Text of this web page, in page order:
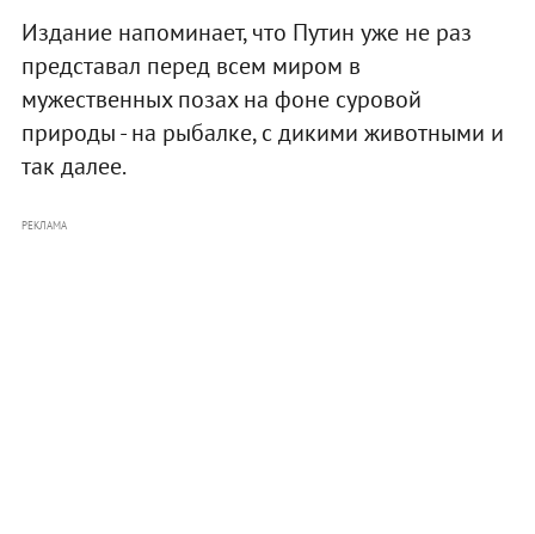
Издание напоминает, что Путин уже не раз
представал перед всем миром в
мужественных позах на фоне суровой
природы - на рыбалке, с дикими животными и
так далее.
РЕКЛАМА